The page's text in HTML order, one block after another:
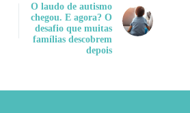
O laudo de autismo
chegou. E agora? O
desafio que muitas
famílias descobrem
depois